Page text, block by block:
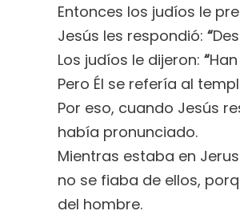
Entonces los judíos le
Jesús les respondió: “
Los judíos le dijeron: “
Pero Él se refería al
Por eso, cuando Jesús
había pronunciado.
Mientras estaba en
no se fiaba de ellos,
del hombre.